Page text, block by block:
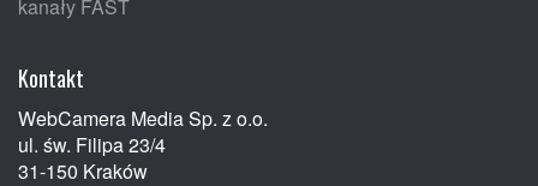
kanały FAST
Kontakt
WebCamera Media Sp. z o.o.
ul. św. Filipa 23/4
31-150 Kraków